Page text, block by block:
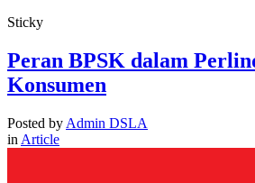
Sticky
Peran BPSK dalam
Konsumen
Posted by Admin DSLA
in Article